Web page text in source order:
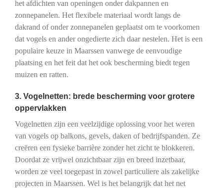
het afdichten van openingen onder dakpannen en
zonnepanelen. Het flexibele materiaal wordt langs de
dakrand of onder zonnepanelen geplaatst om te voorkomen
dat vogels en ander ongedierte zich daar nestelen. Het is een
populaire keuze in Maarssen vanwege de eenvoudige
plaatsing en het feit dat het ook bescherming biedt tegen
muizen en ratten.
3. Vogelnetten: brede bescherming voor grotere
oppervlakken
Vogelnetten zijn een veelzijdige oplossing voor het weren
van vogels op balkons, gevels, daken of bedrijfspanden. Ze
creëren een fysieke barrière zonder het zicht te blokkeren.
Doordat ze vrijwel onzichtbaar zijn en breed inzetbaar,
worden ze veel toegepast in zowel particuliere als zakelijke
projecten in Maarssen. Wel is het belangrijk dat het net